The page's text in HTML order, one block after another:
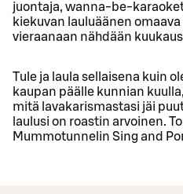
juontaja, wanna-be-
kiekuvan lauluäänen
vieraanaan nähdään
Tule ja laula sellaisena kuin
kaupan päälle kunnian
mitä lavakarismastasi jäi
laulusi on roastin arvoinen.
Mummotunnelin Sing and